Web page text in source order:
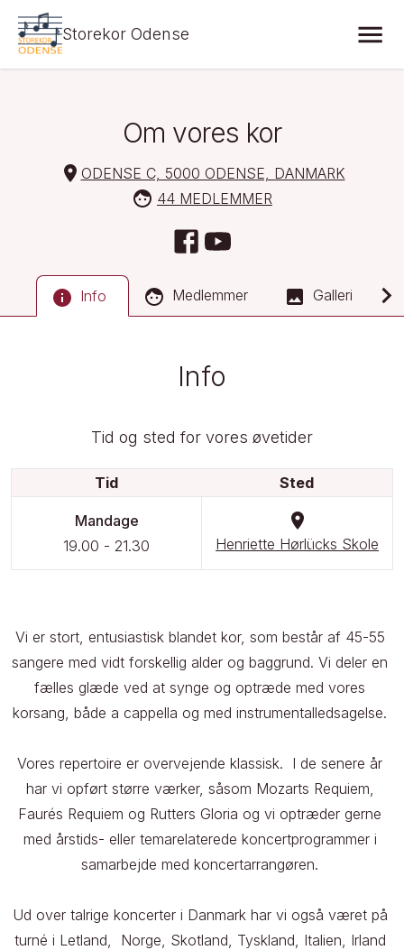
Storekor Odense
Om vores kor
ODENSE C, 5000 ODENSE, DANMARK
44 MEDLEMMER
Info Medlemmer Galleri
Info
Tid og sted for vores øvetider
Tid Sted
Mandage
19.00 - 21.30 Henriette Hørlücks Skole
Vi er stort, entusiastisk blandet kor, som består af 45-55
sangere med vidt forskellig alder og baggrund. Vi deler en
fælles glæde ved at synge og optræde med vores
korsang, både a cappella og med instrumentalledsagelse.
Vores repertoire er overvejende klassisk.  I de senere år
har vi opført større værker, såsom Mozarts Requiem,
Faurés Requiem og Rutters Gloria og vi optræder gerne
med årstids- eller temarelaterede koncertprogrammer i
samarbejde med koncertarrangøren.
Ud over talrige koncerter i Danmark har vi også været på
turné i Letland,  Norge, Skotland, Tyskland, Italien, Irland